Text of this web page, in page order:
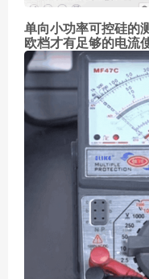
单向小功率可控硅的
欧档才有足够的电流